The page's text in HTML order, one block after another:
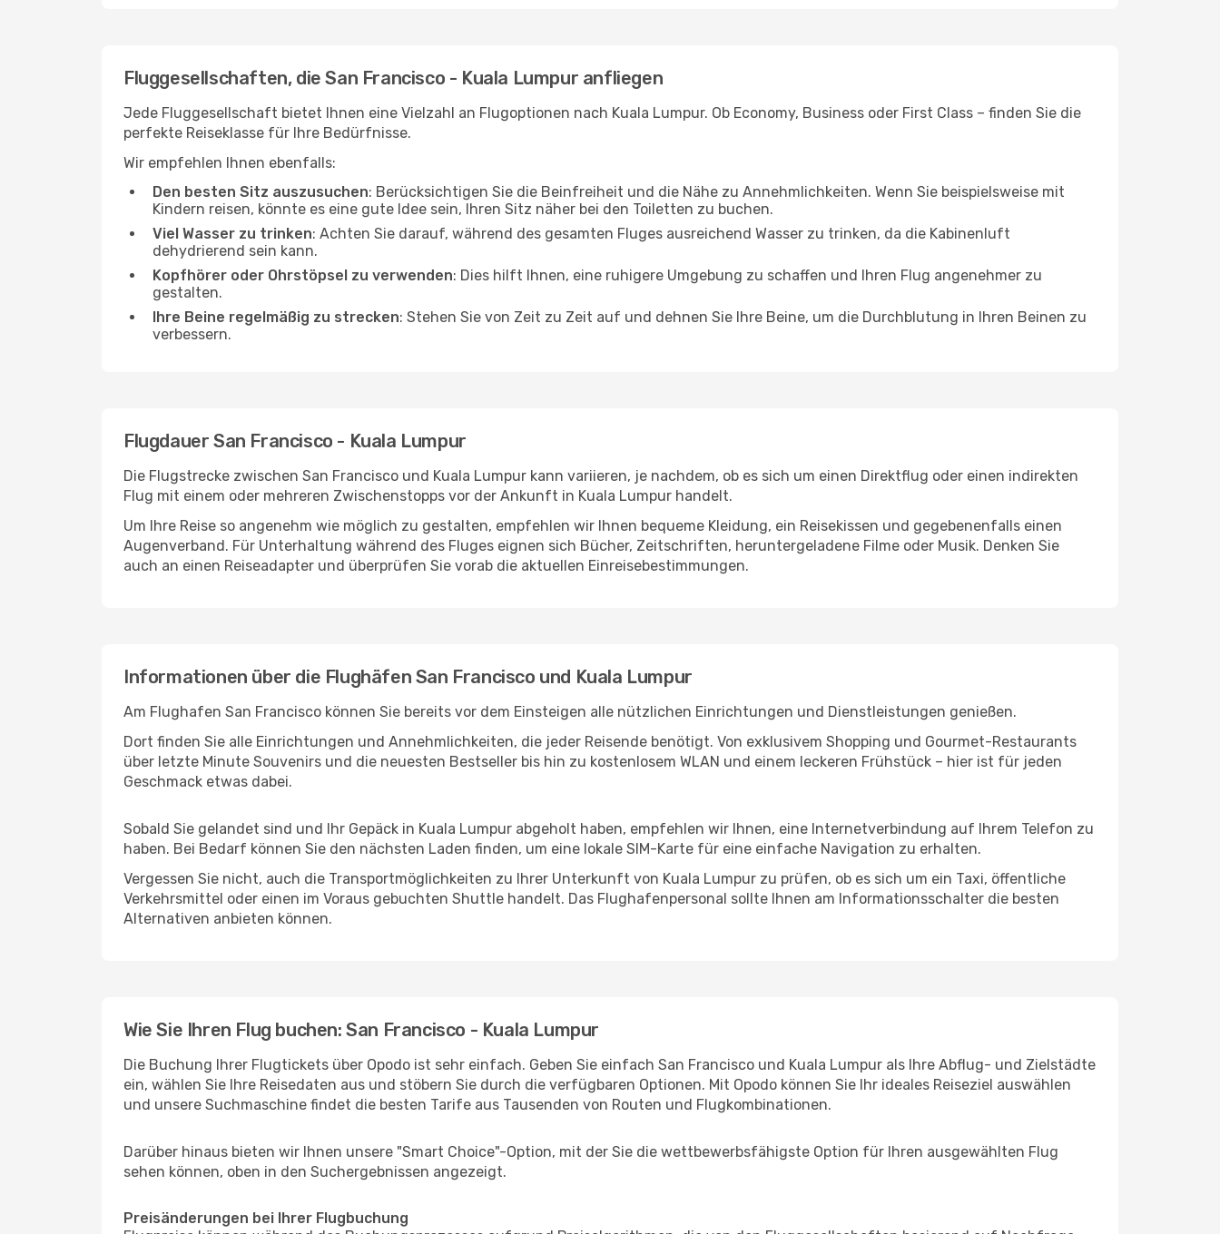
Fluggesellschaften, die San Francisco - Kuala Lumpur anfliegen
Jede Fluggesellschaft bietet Ihnen eine Vielzahl an Flugoptionen nach Kuala Lumpur. Ob Economy, Business oder First Class – finden Sie die
perfekte Reiseklasse für Ihre Bedürfnisse.
Wir empfehlen Ihnen ebenfalls:
Den besten Sitz auszusuchen: Berücksichtigen Sie die Beinfreiheit und die Nähe zu Annehmlichkeiten. Wenn Sie beispielsweise mit
Kindern reisen, könnte es eine gute Idee sein, Ihren Sitz näher bei den Toiletten zu buchen.
Viel Wasser zu trinken: Achten Sie darauf, während des gesamten Fluges ausreichend Wasser zu trinken, da die Kabinenluft
dehydrierend sein kann.
Kopfhörer oder Ohrstöpsel zu verwenden: Dies hilft Ihnen, eine ruhigere Umgebung zu schaffen und Ihren Flug angenehmer zu
gestalten.
Ihre Beine regelmäßig zu strecken: Stehen Sie von Zeit zu Zeit auf und dehnen Sie Ihre Beine, um die Durchblutung in Ihren Beinen zu
verbessern.
Flugdauer San Francisco - Kuala Lumpur
Die Flugstrecke zwischen San Francisco und Kuala Lumpur kann variieren, je nachdem, ob es sich um einen Direktflug oder einen indirekten
Flug mit einem oder mehreren Zwischenstopps vor der Ankunft in Kuala Lumpur handelt.
Um Ihre Reise so angenehm wie möglich zu gestalten, empfehlen wir Ihnen bequeme Kleidung, ein Reisekissen und gegebenenfalls einen
Augenverband. Für Unterhaltung während des Fluges eignen sich Bücher, Zeitschriften, heruntergeladene Filme oder Musik. Denken Sie
auch an einen Reiseadapter und überprüfen Sie vorab die aktuellen Einreisebestimmungen.
Informationen über die Flughäfen San Francisco und Kuala Lumpur
Am Flughafen San Francisco können Sie bereits vor dem Einsteigen alle nützlichen Einrichtungen und Dienstleistungen genießen.
Dort finden Sie alle Einrichtungen und Annehmlichkeiten, die jeder Reisende benötigt. Von exklusivem Shopping und Gourmet-Restaurants
über letzte Minute Souvenirs und die neuesten Bestseller bis hin zu kostenlosem WLAN und einem leckeren Frühstück – hier ist für jeden
Geschmack etwas dabei.
Sobald Sie gelandet sind und Ihr Gepäck in Kuala Lumpur abgeholt haben, empfehlen wir Ihnen, eine Internetverbindung auf Ihrem Telefon zu
haben. Bei Bedarf können Sie den nächsten Laden finden, um eine lokale SIM-Karte für eine einfache Navigation zu erhalten.
Vergessen Sie nicht, auch die Transportmöglichkeiten zu Ihrer Unterkunft von Kuala Lumpur zu prüfen, ob es sich um ein Taxi, öffentliche
Verkehrsmittel oder einen im Voraus gebuchten Shuttle handelt. Das Flughafenpersonal sollte Ihnen am Informationsschalter die besten
Alternativen anbieten können.
Wie Sie Ihren Flug buchen: San Francisco - Kuala Lumpur
Die Buchung Ihrer Flugtickets über Opodo ist sehr einfach. Geben Sie einfach San Francisco und Kuala Lumpur als Ihre Abflug- und Zielstädte
ein, wählen Sie Ihre Reisedaten aus und stöbern Sie durch die verfügbaren Optionen. Mit Opodo können Sie Ihr ideales Reiseziel auswählen
und unsere Suchmaschine findet die besten Tarife aus Tausenden von Routen und Flugkombinationen.
Darüber hinaus bieten wir Ihnen unsere "Smart Choice"-Option, mit der Sie die wettbewerbsfähigste Option für Ihren ausgewählten Flug
sehen können, oben in den Suchergebnissen angezeigt.
Preisänderungen bei Ihrer Flugbuchung